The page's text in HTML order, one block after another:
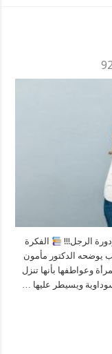
الرجل!!!
الفكرة
يوضحه الدكتور مأمون
وعواطفها بأنها تنزل
ويسيطر عليها …